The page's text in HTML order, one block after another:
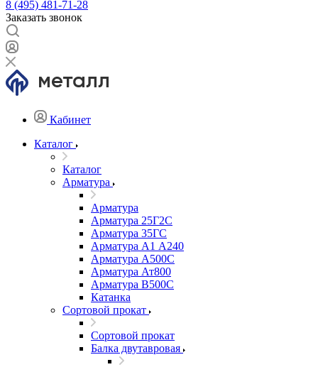
8 (495) 481-71-28
Заказать звонок
Кабинет
Каталог
Каталог
Арматура
Арматура
Арматура 25Г2С
Арматура 35ГС
Арматура А1 А240
Арматура А500С
Арматура Ат800
Арматура В500С
Катанка
Сортовой прокат
Сортовой прокат
Балка двутавровая